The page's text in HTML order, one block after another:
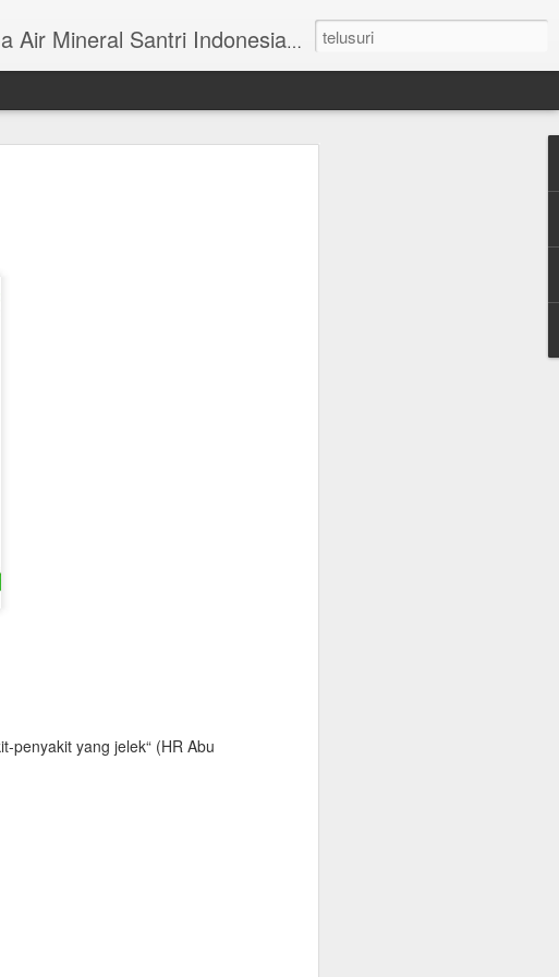
penyakit yang jelek“ (HR Abu
di Wisma Permai Tengah I No 31 Blok AA-27 Mulyorejo Surabaya Telp. 031 - 5993341.